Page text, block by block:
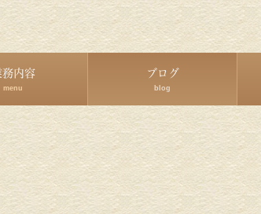
務内容
menu
ブログ
blog